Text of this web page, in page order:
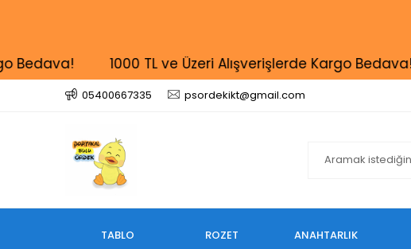
1000 TL ve Üzeri Alışverişlerde Kargo Bedava!
05400667335 psordekikt@gmail.com
TABLO ROZET ANAHTARLIK